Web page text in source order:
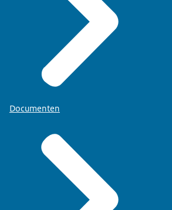
Documenten